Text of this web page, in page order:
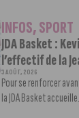
INFOS,SPORT
JDA Basket :
l’effectif de la
3 AOÛT, 2026
Pour se renforcer
la JDA Basket